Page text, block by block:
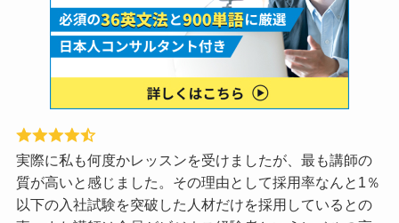
実際に私も何度かレッスンを受けましたが、最も講師の
質が高いと感じました。その理由として採用率なんと1％
以下の入社試験を突破した人材だけを採用しているとの